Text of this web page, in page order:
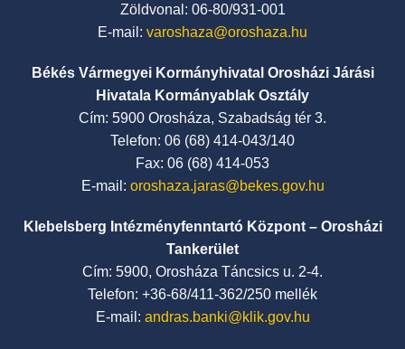
Zöldvonal: 06-80/931-001
E-mail: varoshaza@oroshaza.hu
Békés Vármegyei Kormányhivatal Orosházi Járási
Hivatala Kormányablak Osztály
Cím: 5900 Orosháza, Szabadság tér 3.
Telefon: 06 (68) 414-043/140
Fax: 06 (68) 414-053
E-mail: oroshaza.jaras@bekes.gov.hu
Klebelsberg Intézményfenntartó Központ – Orosházi
Tankerület
Cím: 5900, Orosháza Táncsics u. 2-4.
Telefon: +36-68/411-362/250 mellék
E-mail: andras.banki@klik.gov.hu